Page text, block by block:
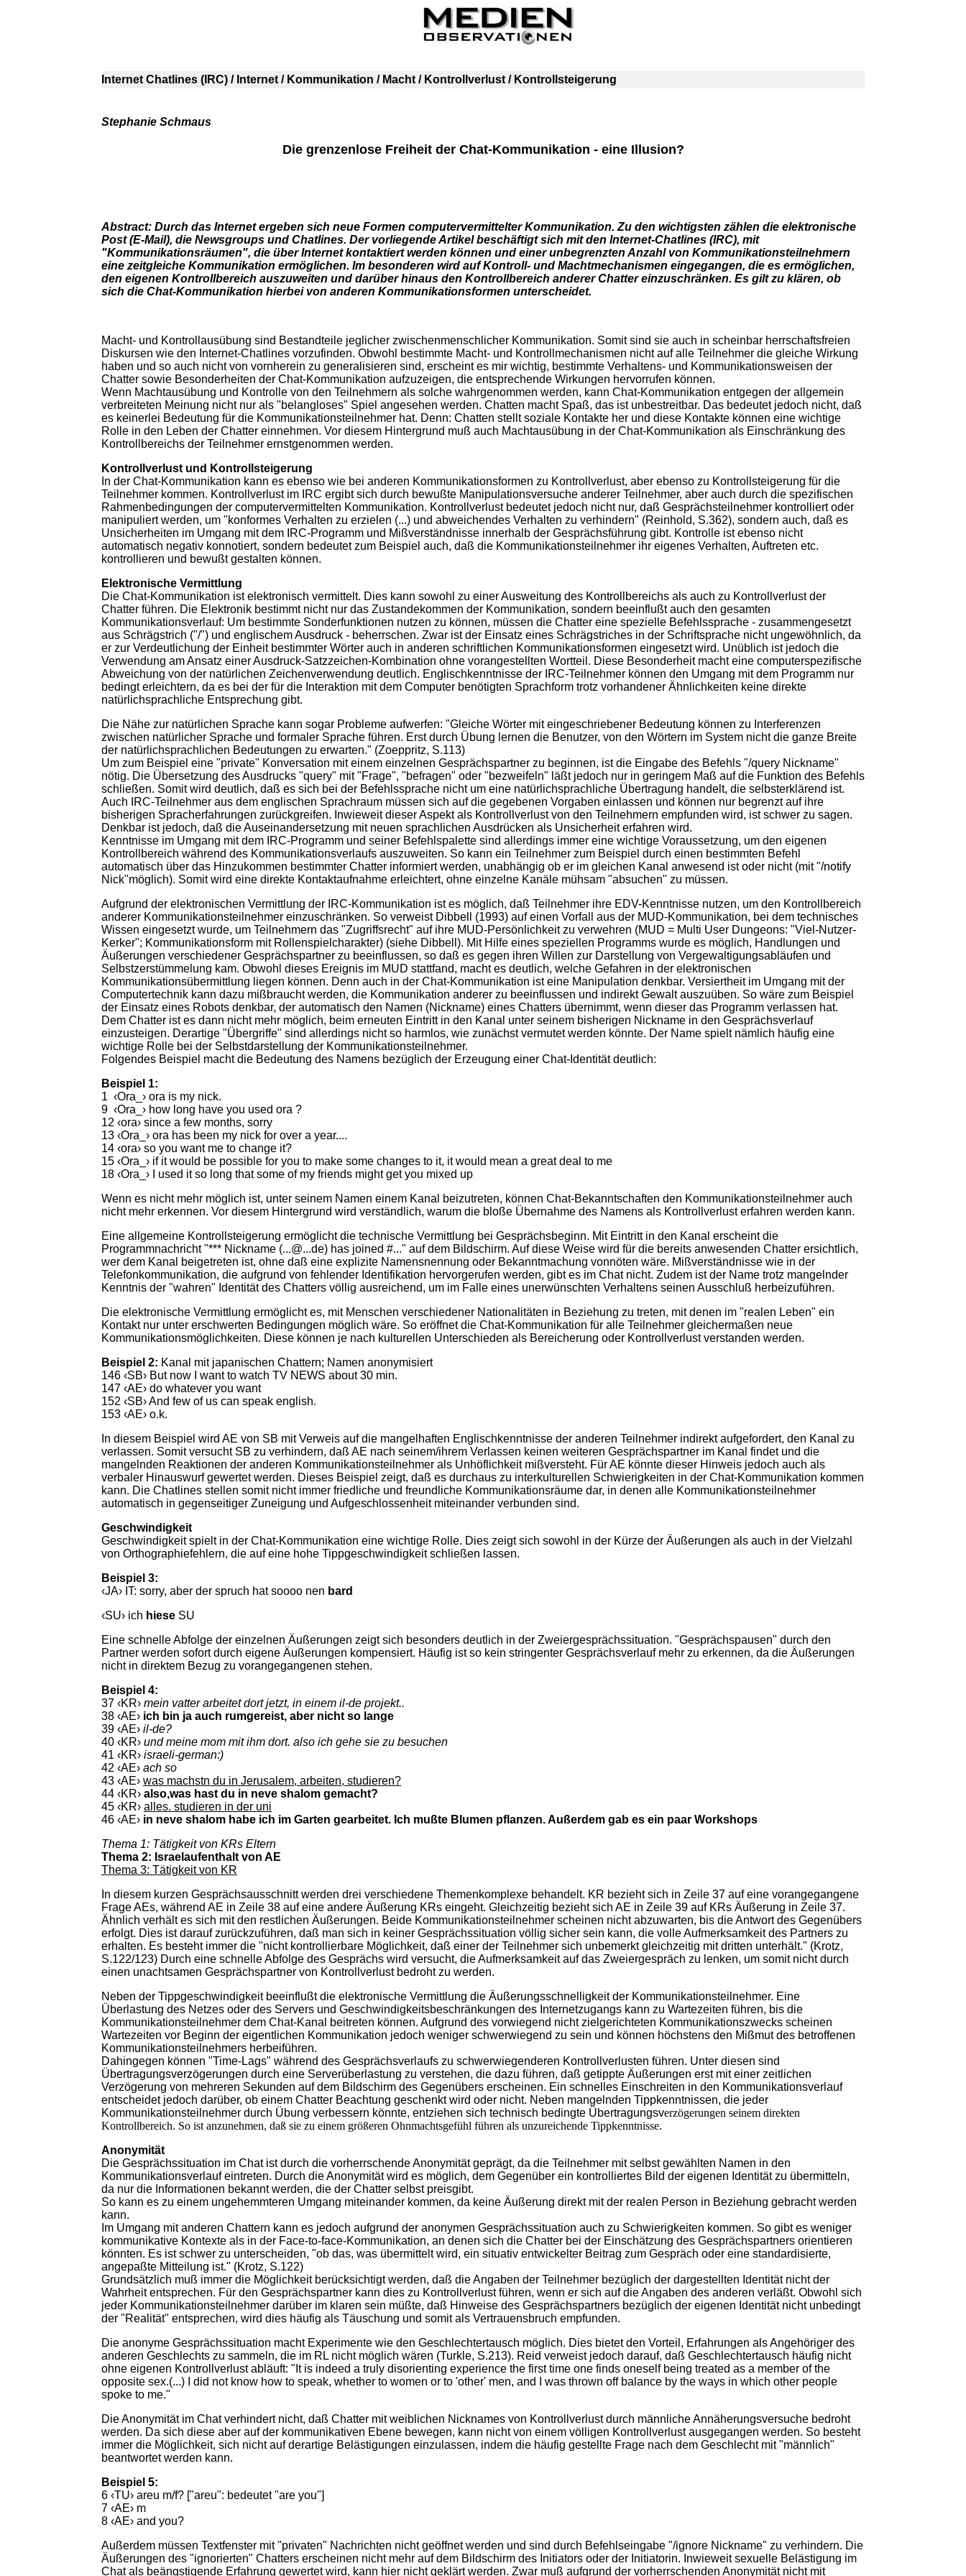
Internet Chatlines (IRC) / Internet / Kommunikation / Macht / Kontrollverlust / Kontrollsteigerung
Stephanie Schmaus
Die grenzenlose Freiheit der Chat-Kommunikation - eine Illusion?
Abstract: Durch das Internet ergeben sich neue Formen computervermittelter Kommunikation. Zu den wichtigsten zählen die elektronische
Post (E-Mail), die Newsgroups und Chatlines. Der vorliegende Artikel beschäftigt sich mit den Internet-Chatlines (IRC), mit
"Kommunikationsräumen", die über Internet kontaktiert werden können und einer unbegrenzten Anzahl von Kommunikationsteilnehmern
eine zeitgleiche Kommunikation ermöglichen. Im besonderen wird auf Kontroll- und Machtmechanismen eingegangen, die es ermöglichen,
den eigenen Kontrollbereich auszuweiten und darüber hinaus den Kontrollbereich anderer Chatter einzuschränken. Es gilt zu klären, ob
sich die Chat-Kommunikation hierbei von anderen Kommunikationsformen unterscheidet.
Macht- und Kontrollausübung sind Bestandteile jeglicher zwischenmenschlicher Kommunikation. Somit sind sie auch in scheinbar herrschaftsfreien
Diskursen wie den Internet-Chatlines vorzufinden. Obwohl bestimmte Macht- und Kontrollmechanismen nicht auf alle Teilnehmer die gleiche Wirkung
haben und so auch nicht von vornherein zu generalisieren sind, erscheint es mir wichtig, bestimmte Verhaltens- und Kommunikationsweisen der
Chatter sowie Besonderheiten der Chat-Kommunikation aufzuzeigen, die entsprechende Wirkungen hervorrufen können.
Wenn Machtausübung und Kontrolle von den Teilnehmern als solche wahrgenommen werden, kann Chat-Kommunikation entgegen der allgemein
verbreiteten Meinung nicht nur als "belangloses" Spiel angesehen werden. Chatten macht Spaß, das ist unbestreitbar. Das bedeutet jedoch nicht, daß
es keinerlei Bedeutung für die Kommunikationsteilnehmer hat. Denn: Chatten stellt soziale Kontakte her und diese Kontakte können eine wichtige
Rolle in den Leben der Chatter einnehmen. Vor diesem Hintergrund muß auch Machtausübung in der Chat-Kommunikation als Einschränkung des
Kontrollbereichs der Teilnehmer ernstgenommen werden.
Kontrollverlust und Kontrollsteigerung
In der Chat-Kommunikation kann es ebenso wie bei anderen Kommunikationsformen zu Kontrollverlust, aber ebenso zu Kontrollsteigerung für die
Teilnehmer kommen. Kontrollverlust im IRC ergibt sich durch bewußte Manipulationsversuche anderer Teilnehmer, aber auch durch die spezifischen
Rahmenbedingungen der computervermittelten Kommunikation. Kontrollverlust bedeutet jedoch nicht nur, daß Gesprächsteilnehmer kontrolliert oder
manipuliert werden, um "konformes Verhalten zu erzielen (...) und abweichendes Verhalten zu verhindern" (Reinhold, S.362), sondern auch, daß es
Unsicherheiten im Umgang mit dem IRC-Programm und Mißverständnisse innerhalb der Gesprächsführung gibt. Kontrolle ist ebenso nicht
automatisch negativ konnotiert, sondern bedeutet zum Beispiel auch, daß die Kommunikationsteilnehmer ihr eigenes Verhalten, Auftreten etc.
kontrollieren und bewußt gestalten können.
Elektronische Vermittlung
Die Chat-Kommunikation ist elektronisch vermittelt. Dies kann sowohl zu einer Ausweitung des Kontrollbereichs als auch zu Kontrollverlust der
Chatter führen. Die Elektronik bestimmt nicht nur das Zustandekommen der Kommunikation, sondern beeinflußt auch den gesamten
Kommunikationsverlauf: Um bestimmte Sonderfunktionen nutzen zu können, müssen die Chatter eine spezielle Befehlssprache - zusammengesetzt
aus Schrägstrich ("/") und englischem Ausdruck - beherrschen. Zwar ist der Einsatz eines Schrägstriches in der Schriftsprache nicht ungewöhnlich, da
er zur Verdeutlichung der Einheit bestimmter Wörter auch in anderen schriftlichen Kommunikationsformen eingesetzt wird. Unüblich ist jedoch die
Verwendung am Ansatz einer Ausdruck-Satzzeichen-Kombination ohne vorangestellten Wortteil. Diese Besonderheit macht eine computerspezifische
Abweichung von der natürlichen Zeichenverwendung deutlich. Englischkenntnisse der IRC-Teilnehmer können den Umgang mit dem Programm nur
bedingt erleichtern, da es bei der für die Interaktion mit dem Computer benötigten Sprachform trotz vorhandener Ähnlichkeiten keine direkte
natürlichsprachliche Entsprechung gibt.
Die Nähe zur natürlichen Sprache kann sogar Probleme aufwerfen: "Gleiche Wörter mit eingeschriebener Bedeutung können zu Interferenzen
zwischen natürlicher Sprache und formaler Sprache führen. Erst durch Übung lernen die Benutzer, von den Wörtern im System nicht die ganze Breite
der natürlichsprachlichen Bedeutungen zu erwarten." (Zoeppritz, S.113)
Um zum Beispiel eine "private" Konversation mit einem einzelnen Gesprächspartner zu beginnen, ist die Eingabe des Befehls "/query Nickname"
nötig. Die Übersetzung des Ausdrucks "query" mit "Frage", "befragen" oder "bezweifeln" läßt jedoch nur in geringem Maß auf die Funktion des Befehls
schließen. Somit wird deutlich, daß es sich bei der Befehlssprache nicht um eine natürlichsprachliche Übertragung handelt, die selbsterklärend ist.
Auch IRC-Teilnehmer aus dem englischen Sprachraum müssen sich auf die gegebenen Vorgaben einlassen und können nur begrenzt auf ihre
bisherigen Spracherfahrungen zurückgreifen. Inwieweit dieser Aspekt als Kontrollverlust von den Teilnehmern empfunden wird, ist schwer zu sagen.
Denkbar ist jedoch, daß die Auseinandersetzung mit neuen sprachlichen Ausdrücken als Unsicherheit erfahren wird.
Kenntnisse im Umgang mit dem IRC-Programm und seiner Befehlspalette sind allerdings immer eine wichtige Voraussetzung, um den eigenen
Kontrollbereich während des Kommunikationsverlaufs auszuweiten. So kann ein Teilnehmer zum Beispiel durch einen bestimmten Befehl
automatisch über das Hinzukommen bestimmter Chatter informiert werden, unabhängig ob er im gleichen Kanal anwesend ist oder nicht (mit "/notify
Nick"möglich). Somit wird eine direkte Kontaktaufnahme erleichtert, ohne einzelne Kanäle mühsam "absuchen" zu müssen.
Aufgrund der elektronischen Vermittlung der IRC-Kommunikation ist es möglich, daß Teilnehmer ihre EDV-Kenntnisse nutzen, um den Kontrollbereich
anderer Kommunikationsteilnehmer einzuschränken. So verweist Dibbell (1993) auf einen Vorfall aus der MUD-Kommunikation, bei dem technisches
Wissen eingesetzt wurde, um Teilnehmern das "Zugriffsrecht" auf ihre MUD-Persönlichkeit zu verwehren (MUD = Multi User Dungeons: "Viel-Nutzer-
Kerker"; Kommunikationsform mit Rollenspielcharakter) (siehe Dibbell). Mit Hilfe eines speziellen Programms wurde es möglich, Handlungen und
Äußerungen verschiedener Gesprächspartner zu beeinflussen, so daß es gegen ihren Willen zur Darstellung von Vergewaltigungsabläufen und
Selbstzerstümmelung kam. Obwohl dieses Ereignis im MUD stattfand, macht es deutlich, welche Gefahren in der elektronischen
Kommunikationsübermittlung liegen können. Denn auch in der Chat-Kommunikation ist eine Manipulation denkbar. Versiertheit im Umgang mit der
Computertechnik kann dazu mißbraucht werden, die Kommunikation anderer zu beeinflussen und indirekt Gewalt auszuüben. So wäre zum Beispiel
der Einsatz eines Robots denkbar, der automatisch den Namen (Nickname) eines Chatters übernimmt, wenn dieser das Programm verlassen hat.
Dem Chatter ist es dann nicht mehr möglich, beim erneuten Eintritt in den Kanal unter seinem bisherigen Nickname in den Gesprächsverlauf
einzusteigen. Derartige "Übergriffe" sind allerdings nicht so harmlos, wie zunächst vermutet werden könnte. Der Name spielt nämlich häufig eine
wichtige Rolle bei der Selbstdarstellung der Kommunikationsteilnehmer.
Folgendes Beispiel macht die Bedeutung des Namens bezüglich der Erzeugung einer Chat-Identität deutlich:
Beispiel 1:
1 ‹Ora_› ora is my nick.
9 ‹Ora_› how long have you used ora ?
12 ‹ora› since a few months, sorry
13 ‹Ora_› ora has been my nick for over a year....
14 ‹ora› so you want me to change it?
15 ‹Ora_› if it would be possible for you to make some changes to it, it would mean a great deal to me
18 ‹Ora_› I used it so long that some of my friends might get you mixed up
Wenn es nicht mehr möglich ist, unter seinem Namen einem Kanal beizutreten, können Chat-Bekanntschaften den Kommunikationsteilnehmer auch
nicht mehr erkennen. Vor diesem Hintergrund wird verständlich, warum die bloße Übernahme des Namens als Kontrollverlust erfahren werden kann.
Eine allgemeine Kontrollsteigerung ermöglicht die technische Vermittlung bei Gesprächsbeginn. Mit Eintritt in den Kanal erscheint die
Programmnachricht "*** Nickname (...@...de) has joined #..." auf dem Bildschirm. Auf diese Weise wird für die bereits anwesenden Chatter ersichtlich,
wer dem Kanal beigetreten ist, ohne daß eine explizite Namensnennung oder Bekanntmachung vonnöten wäre. Mißverständnisse wie in der
Telefonkommunikation, die aufgrund von fehlender Identifikation hervorgerufen werden, gibt es im Chat nicht. Zudem ist der Name trotz mangelnder
Kenntnis der "wahren" Identität des Chatters völlig ausreichend, um im Falle eines unerwünschten Verhaltens seinen Ausschluß herbeizuführen.
Die elektronische Vermittlung ermöglicht es, mit Menschen verschiedener Nationalitäten in Beziehung zu treten, mit denen im "realen Leben" ein
Kontakt nur unter erschwerten Bedingungen möglich wäre. So eröffnet die Chat-Kommunikation für alle Teilnehmer gleichermaßen neue
Kommunikationsmöglichkeiten. Diese können je nach kulturellen Unterschieden als Bereicherung oder Kontrollverlust verstanden werden.
Beispiel 2: Kanal mit japanischen Chattern; Namen anonymisiert
146 ‹SB› But now I want to watch TV NEWS about 30 min.
147 ‹AE› do whatever you want
152 ‹SB› And few of us can speak english.
153 ‹AE› o.k.
In diesem Beispiel wird AE von SB mit Verweis auf die mangelhaften Englischkenntnisse der anderen Teilnehmer indirekt aufgefordert, den Kanal zu
verlassen. Somit versucht SB zu verhindern, daß AE nach seinem/ihrem Verlassen keinen weiteren Gesprächspartner im Kanal findet und die
mangelnden Reaktionen der anderen Kommunikationsteilnehmer als Unhöflichkeit mißversteht. Für AE könnte dieser Hinweis jedoch auch als
verbaler Hinauswurf gewertet werden. Dieses Beispiel zeigt, daß es durchaus zu interkulturellen Schwierigkeiten in der Chat-Kommunikation kommen
kann. Die Chatlines stellen somit nicht immer friedliche und freundliche Kommunikationsräume dar, in denen alle Kommunikationsteilnehmer
automatisch in gegenseitiger Zuneigung und Aufgeschlossenheit miteinander verbunden sind.
Geschwindigkeit
Geschwindigkeit spielt in der Chat-Kommunikation eine wichtige Rolle. Dies zeigt sich sowohl in der Kürze der Äußerungen als auch in der Vielzahl
von Orthographiefehlern, die auf eine hohe Tippgeschwindigkeit schließen lassen.
Beispiel 3:
‹JA› IT: sorry, aber der spruch hat soooo nen bard
‹SU› ich hiese SU
Eine schnelle Abfolge der einzelnen Äußerungen zeigt sich besonders deutlich in der Zweiergesprächssituation. "Gesprächspausen" durch den
Partner werden sofort durch eigene Äußerungen kompensiert. Häufig ist so kein stringenter Gesprächsverlauf mehr zu erkennen, da die Äußerungen
nicht in direktem Bezug zu vorangegangenen stehen.
Beispiel 4:
37 ‹KR› mein vatter arbeitet dort jetzt, in einem il-de projekt..
38 ‹AE› ich bin ja auch rumgereist, aber nicht so lange
39 ‹AE› il-de?
40 ‹KR› und meine mom mit ihm dort. also ich gehe sie zu besuchen
41 ‹KR› israeli-german:)
42 ‹AE› ach so
43 ‹AE› was machstn du in Jerusalem, arbeiten, studieren?
44 ‹KR› also,was hast du in neve shalom gemacht?
45 ‹KR› alles. studieren in der uni
46 ‹AE› in neve shalom habe ich im Garten gearbeitet. Ich mußte Blumen pflanzen. Außerdem gab es ein paar Workshops
Thema 1: Tätigkeit von KRs Eltern
Thema 2: Israelaufenthalt von AE
Thema 3: Tätigkeit von KR
In diesem kurzen Gesprächsausschnitt werden drei verschiedene Themenkomplexe behandelt. KR bezieht sich in Zeile 37 auf eine vorangegangene
Frage AEs, während AE in Zeile 38 auf eine andere Äußerung KRs eingeht. Gleichzeitig bezieht sich AE in Zeile 39 auf KRs Äußerung in Zeile 37.
Ähnlich verhält es sich mit den restlichen Äußerungen. Beide Kommunikationsteilnehmer scheinen nicht abzuwarten, bis die Antwort des Gegenübers
erfolgt. Dies ist darauf zurückzuführen, daß man sich in keiner Gesprächssituation völlig sicher sein kann, die volle Aufmerksamkeit des Partners zu
erhalten. Es besteht immer die "nicht kontrollierbare Möglichkeit, daß einer der Teilnehmer sich unbemerkt gleichzeitig mit dritten unterhält." (Krotz,
S.122/123) Durch eine schnelle Abfolge des Gesprächs wird versucht, die Aufmerksamkeit auf das Zweiergespräch zu lenken, um somit nicht durch
einen unachtsamen Gesprächspartner von Kontrollverlust bedroht zu werden.
Neben der Tippgeschwindigkeit beeinflußt die elektronische Vermittlung die Äußerungsschnelligkeit der Kommunikationsteilnehmer. Eine
Überlastung des Netzes oder des Servers und Geschwindigkeitsbeschränkungen des Internetzugangs kann zu Wartezeiten führen, bis die
Kommunikationsteilnehmer dem Chat-Kanal beitreten können. Aufgrund des vorwiegend nicht zielgerichteten Kommunikationszwecks scheinen
Wartezeiten vor Beginn der eigentlichen Kommunikation jedoch weniger schwerwiegend zu sein und können höchstens den Mißmut des betroffenen
Kommunikationsteilnehmers herbeiführen.
Dahingegen können "Time-Lags" während des Gesprächsverlaufs zu schwerwiegenderen Kontrollverlusten führen. Unter diesen sind
Übertragungsverzögerungen durch eine Serverüberlastung zu verstehen, die dazu führen, daß getippte Äußerungen erst mit einer zeitlichen
Verzögerung von mehreren Sekunden auf dem Bildschirm des Gegenübers erscheinen. Ein schnelles Einschreiten in den Kommunikationsverlauf
entscheidet jedoch darüber, ob einem Chatter Beachtung geschenkt wird oder nicht. Neben mangelnden Tippkenntnissen, die jeder
Kommunikationsteilnehmer durch Übung verbessern könnte, entziehen sich technisch bedingte Übertragungsverzögerungen seinem direkten
Kontrollbereich. So ist anzunehmen, daß sie zu einem größeren Ohnmachtsgefühl führen als unzureichende Tippkenntnisse.
Anonymität
Die Gesprächssituation im Chat ist durch die vorherrschende Anonymität geprägt, da die Teilnehmer mit selbst gewählten Namen in den
Kommunikationsverlauf eintreten. Durch die Anonymität wird es möglich, dem Gegenüber ein kontrolliertes Bild der eigenen Identität zu übermitteln,
da nur die Informationen bekannt werden, die der Chatter selbst preisgibt.
So kann es zu einem ungehemmteren Umgang miteinander kommen, da keine Äußerung direkt mit der realen Person in Beziehung gebracht werden
kann.
Im Umgang mit anderen Chattern kann es jedoch aufgrund der anonymen Gesprächssituation auch zu Schwierigkeiten kommen. So gibt es weniger
kommunikative Kontexte als in der Face-to-face-Kommunikation, an denen sich die Chatter bei der Einschätzung des Gesprächspartners orientieren
könnten. Es ist schwer zu unterscheiden, "ob das, was übermittelt wird, ein situativ entwickelter Beitrag zum Gespräch oder eine standardisierte,
angepaßte Mitteilung ist." (Krotz, S.122)
Grundsätzlich muß immer die Möglichkeit berücksichtigt werden, daß die Angaben der Teilnehmer bezüglich der dargestellten Identität nicht der
Wahrheit entsprechen. Für den Gesprächspartner kann dies zu Kontrollverlust führen, wenn er sich auf die Angaben des anderen verläßt. Obwohl sich
jeder Kommunikationsteilnehmer darüber im klaren sein müßte, daß Hinweise des Gesprächspartners bezüglich der eigenen Identität nicht unbedingt
der "Realität" entsprechen, wird dies häufig als Täuschung und somit als Vertrauensbruch empfunden.
Die anonyme Gesprächssituation macht Experimente wie den Geschlechtertausch möglich. Dies bietet den Vorteil, Erfahrungen als Angehöriger des
anderen Geschlechts zu sammeln, die im RL nicht möglich wären (Turkle, S.213). Reid verweist jedoch darauf, daß Geschlechtertausch häufig nicht
ohne eigenen Kontrollverlust abläuft: "It is indeed a truly disorienting experience the first time one finds oneself being treated as a member of the
opposite sex.(...) I did not know how to speak, whether to women or to 'other' men, and I was thrown off balance by the ways in which other people
spoke to me."
Die Anonymität im Chat verhindert nicht, daß Chatter mit weiblichen Nicknames von Kontrollverlust durch männliche Annäherungsversuche bedroht
werden. Da sich diese aber auf der kommunikativen Ebene bewegen, kann nicht von einem völligen Kontrollverlust ausgegangen werden. So besteht
immer die Möglichkeit, sich nicht auf derartige Belästigungen einzulassen, indem die häufig gestellte Frage nach dem Geschlecht mit "männlich"
beantwortet werden kann.
Beispiel 5:
6 ‹TU› areu m/f? ["areu": bedeutet "are you"]
7 ‹AE› m
8 ‹AE› and you?
Außerdem müssen Textfenster mit "privaten" Nachrichten nicht geöffnet werden und sind durch Befehlseingabe "/ignore Nickname" zu verhindern. Die
Äußerungen des "ignorierten" Chatters erscheinen nicht mehr auf dem Bildschirm des Initiators oder der Initiatorin. Inwieweit sexuelle Belästigung im
Chat als beängstigende Erfahrung gewertet wird, kann hier nicht geklärt werden. Zwar muß aufgrund der vorherrschenden Anonymität nicht mit